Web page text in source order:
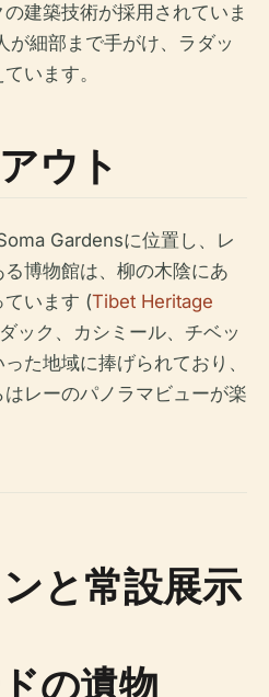
建築技術が採用されていま
が細部まで手がけ、ラダッ
います。
ウト
Gardensに位置し、レ
博物館は、柳の木陰にあ
ています (Tibet Heritage
ック、カシミール、チベッ
た地域に捧げられており、
レーのパノラマビューが楽
と常設展示
の遺物